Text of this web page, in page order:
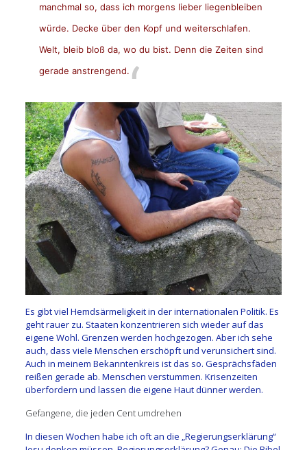
manchmal so, dass ich morgens lieber liegenbleiben
würde. Decke über den Kopf und weiterschlafen.
Welt, bleib bloß da, wo du bist. Denn die Zeiten sind
gerade anstrengend.
Es gibt viel Hemdsärmeligkeit in der internationalen Politik. Es
geht rauer zu. Staaten konzentrieren sich wieder auf das
eigene Wohl. Grenzen werden hochgezogen. Aber ich sehe
auch, dass viele Menschen erschöpft und verunsichert sind.
Auch in meinem Bekanntenkreis ist das so. Gesprächsfäden
reißen gerade ab. Menschen verstummen. Krisenzeiten
überfordern und lassen die eigene Haut dünner werden.
Gefangene, die jeden Cent umdrehen
In diesen Wochen habe ich oft an die „Regierungserklärung“